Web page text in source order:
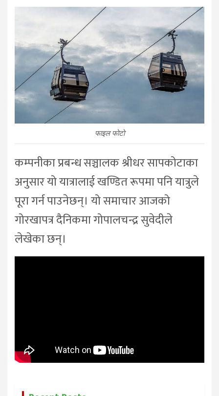
फाइल फोटो
कम्पनीका प्रबन्ध सञ्चालक श्रीधर सापकोटाका
अनुसार यो यात्रालाई खण्डित रूपमा पनि यात्रुले
पूरा गर्न पाउनेछन्। यो समाचार आजको
गोरखापत्र दैनिकमा गोपालचन्द्र सुवेदीले
लेखेका छन्।